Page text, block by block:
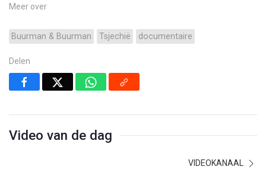
Meer over
Buurman & Buurman Tsjechië documentaire
Delen
Video van de dag
VIDEOKANAAL